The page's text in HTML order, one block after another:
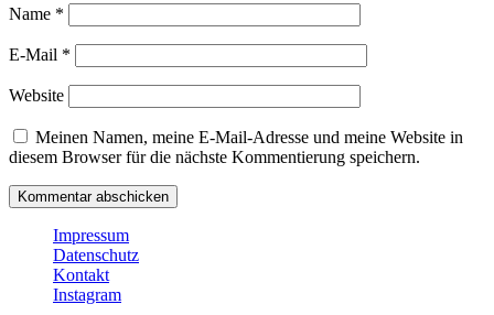
Name *
E-Mail *
Website
Meinen Namen, meine E-Mail-Adresse und meine Website in
diesem Browser für die nächste Kommentierung speichern.
Impressum
Datenschutz
Kontakt
Instagram